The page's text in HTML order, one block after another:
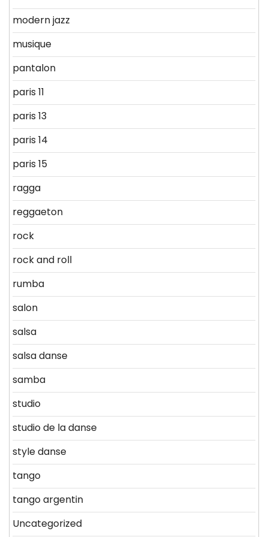
modern jazz
musique
pantalon
paris 11
paris 13
paris 14
paris 15
ragga
reggaeton
rock
rock and roll
rumba
salon
salsa
salsa danse
samba
studio
studio de la danse
style danse
tango
tango argentin
Uncategorized